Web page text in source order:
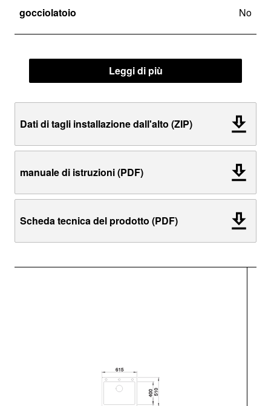
gocciolatoio No
Leggi di più
Dati di tagli installazione dall'alto (ZIP)
manuale di istruzioni (PDF)
Scheda tecnica del prodotto (PDF)